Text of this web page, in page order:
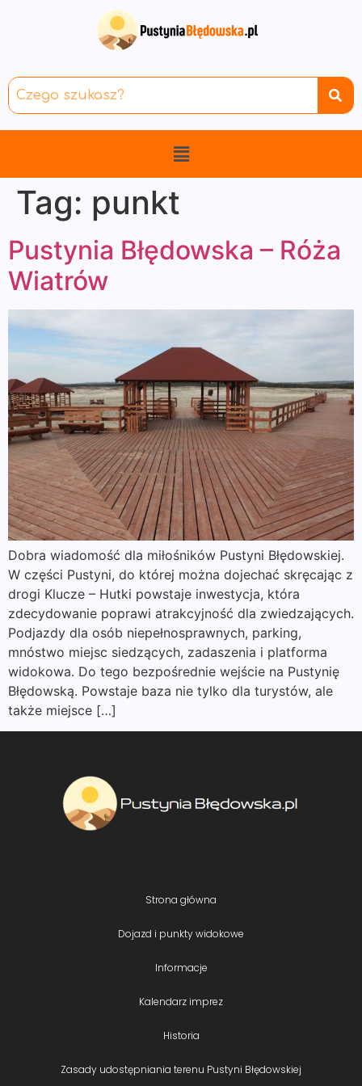
Tag: punkt
Pustynia Błędowska – Róża
Wiatrów
Dobra wiadomość dla miłośników Pustyni Błędowskiej.
W części Pustyni, do której można dojechać skręcając z
drogi Klucze – Hutki powstaje inwestycja, która
zdecydowanie poprawi atrakcyjność dla zwiedzających.
Podjazdy dla osób niepełnosprawnych, parking,
mnóstwo miejsc siedzących, zadaszenia i platforma
widokowa. Do tego bezpośrednie wejście na Pustynię
Błędowską. Powstaje baza nie tylko dla turystów, ale
także miejsce […]
Strona główna
Dojazd i punkty widokowe
Informacje
Kalendarz imprez
Historia
Zasady udostępniania terenu Pustyni Błędowskiej